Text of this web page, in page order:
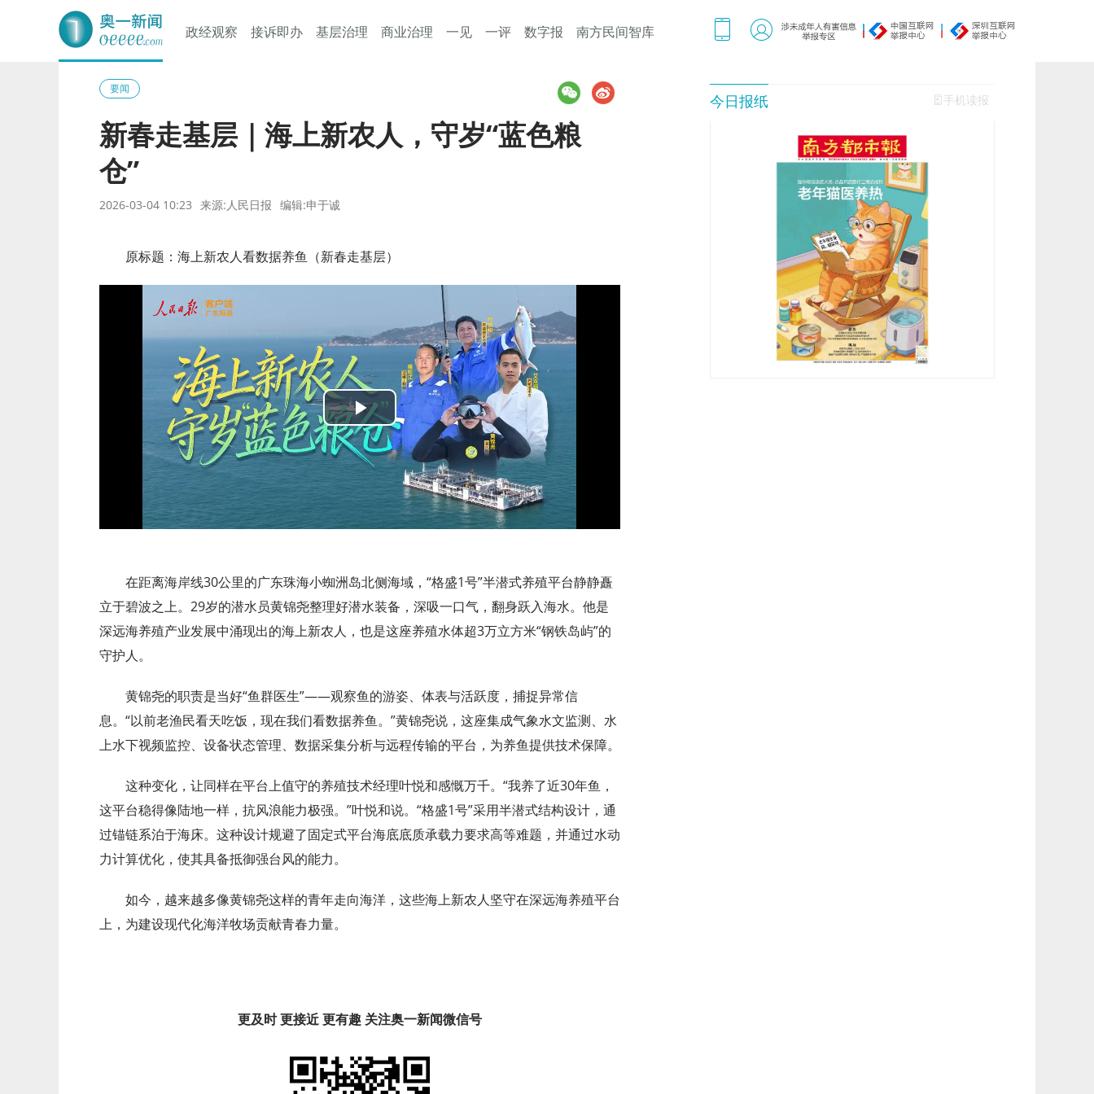
奥一网
政经观察 接诉即办 基层治理 商业治理 一见 一评 数字报 南方民间智库
要闻
新春走基层｜海上新农人，守岁“蓝色粮
仓”
2026-03-04 10:23 来源:人民日报 编辑:申于诚
原标题：海上新农人看数据养鱼（新春走基层）
Play
Video
在距离海岸线30公里的广东珠海小蜘洲岛北侧海域，“格盛1号”半潜式养殖平台静静矗
立于碧波之上。29岁的潜水员黄锦尧整理好潜水装备，深吸一口气，翻身跃入海水。他是
深远海养殖产业发展中涌现出的海上新农人，也是这座养殖水体超3万立方米“钢铁岛屿”的
守护人。
黄锦尧的职责是当好“鱼群医生”——观察鱼的游姿、体表与活跃度，捕捉异常信
息。“以前老渔民看天吃饭，现在我们看数据养鱼。”黄锦尧说，这座集成气象水文监测、水
上水下视频监控、设备状态管理、数据采集分析与远程传输的平台，为养鱼提供技术保障。
这种变化，让同样在平台上值守的养殖技术经理叶悦和感慨万千。“我养了近30年鱼，
这平台稳得像陆地一样，抗风浪能力极强。”叶悦和说。“格盛1号”采用半潜式结构设计，通
过锚链系泊于海床。这种设计规避了固定式平台海底底质承载力要求高等难题，并通过水动
力计算优化，使其具备抵御强台风的能力。
如今，越来越多像黄锦尧这样的青年走向海洋，这些海上新农人坚守在深远海养殖平台
上，为建设现代化海洋牧场贡献青春力量。
更及时 更接近 更有趣 关注奥一新闻微信号
今日报纸 手机读报